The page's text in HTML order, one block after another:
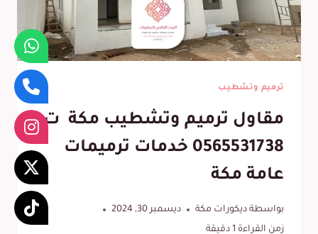
ترميم وتشطيب
مقاول ترميم وتشطيب مكة ت:
0565531738 خدمات ترميمات
عامة مكة
بواسطة ديكورات مكة
ديسمبر 30, 2024
زمن القراءة
دقيقة